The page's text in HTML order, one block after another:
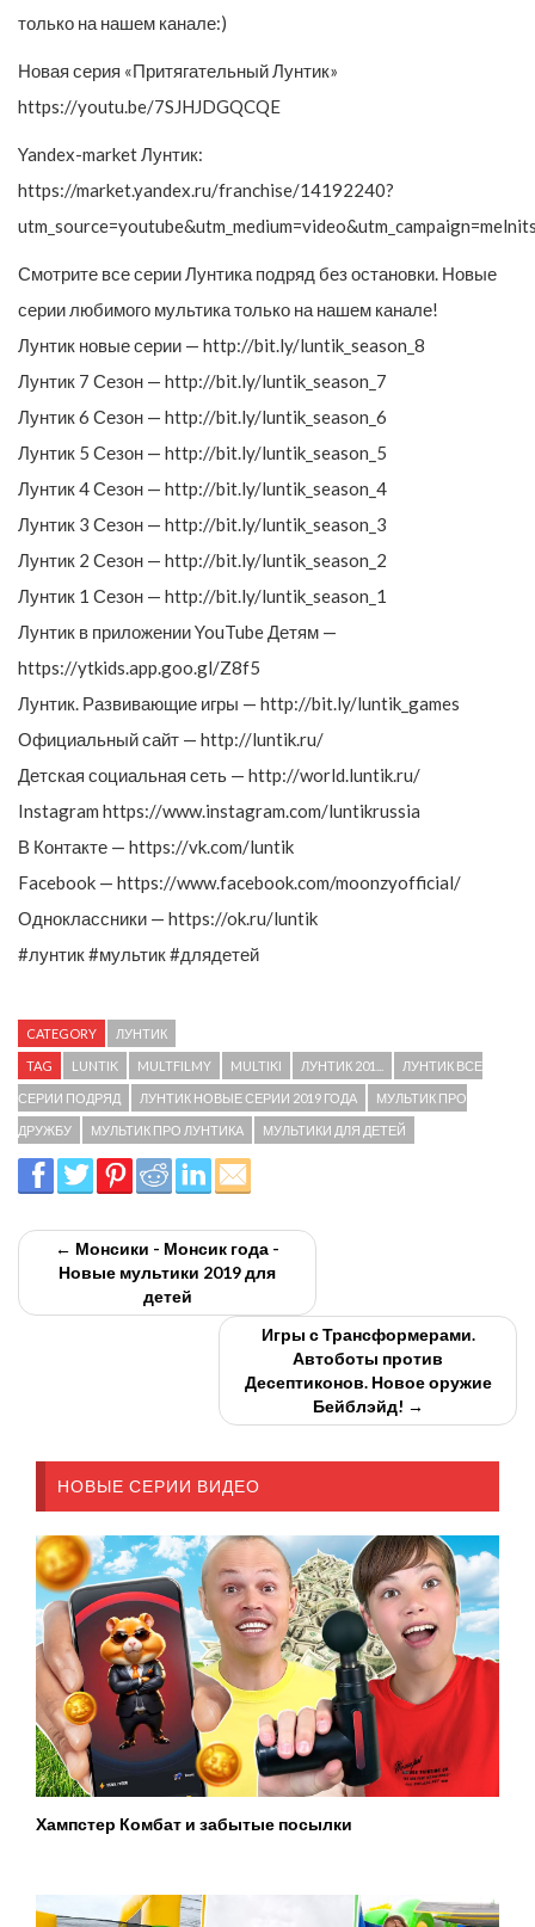
только на нашем канале:)
Новая серия «Притягательный Лунтик»
https://youtu.be/7SJHJDGQCQE
Yandex-market Лунтик:
https://market.yandex.ru/franchise/14192240?
Смотрите все серии Лунтика подряд без остановки. Новые
серии любимого мультика только на нашем канале!
Лунтик новые серии — http://bit.ly/luntik_season_8
Лунтик 7 Сезон — http://bit.ly/luntik_season_7
Лунтик 6 Сезон — http://bit.ly/luntik_season_6
Лунтик 5 Сезон — http://bit.ly/luntik_season_5
Лунтик 4 Сезон — http://bit.ly/luntik_season_4
Лунтик 3 Сезон — http://bit.ly/luntik_season_3
Лунтик 2 Сезон — http://bit.ly/luntik_season_2
Лунтик 1 Сезон — http://bit.ly/luntik_season_1
Лунтик в приложении YouTube Детям —
https://ytkids.app.goo.gl/Z8f5
Лунтик. Развивающие игры — http://bit.ly/luntik_games
Официальный сайт — http://luntik.ru/
Детская социальная сеть — http://world.luntik.ru/
Instagram https://www.instagram.com/luntikrussia
В Контакте — https://vk.com/luntik
Facebook — https://www.facebook.com/moonzyofficial/
Одноклассники — https://ok.ru/luntik
#лунтик #мультик #длядетей
CATEGORY ЛУНТИК
TAG LUNTIK MULTFILMY MULTIKI ЛУНТИК 201... ЛУНТИК ВСЕ
СЕРИИ ПОДРЯД ЛУНТИК НОВЫЕ СЕРИИ 2019 ГОДА МУЛЬТИК ПРО
ДРУЖБУ МУЛЬТИК ПРО ЛУНТИКА МУЛЬТИКИ ДЛЯ ДЕТЕЙ
← Монсики - Монсик года -
Новые мультики 2019 для
детей
Игры с Трансформерами.
Автоботы против
Десептиконов. Новое оружие
Бейблэйд! →
НОВЫЕ СЕРИИ ВИДЕО
Хампстер Комбат и забытые посылки